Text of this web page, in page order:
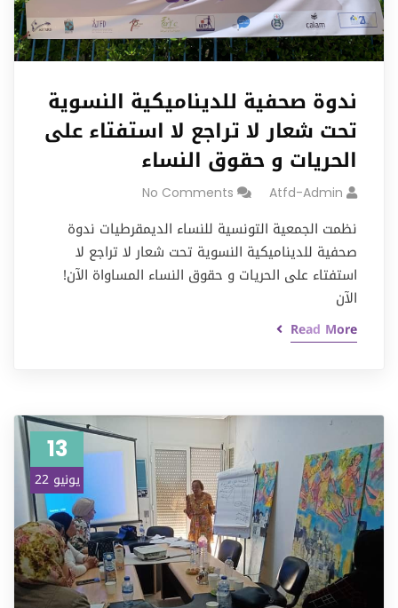
ندوة صحفية للديناميكية النسوية
تحت شعار لا تراجع لا استفتاء على
الحريات و حقوق النساء
Atfd-Admin
No Comments
نظمت الجمعية التونسية للنساء الديمقرطيات ندوة
صحفية للديناميكية النسوية تحت شعار لا تراجع لا
استفتاء على الحريات و حقوق النساء المساواة الآن!
الآن
Read More
13
يونيو 22